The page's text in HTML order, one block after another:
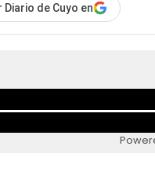
Diario de Cuyo en